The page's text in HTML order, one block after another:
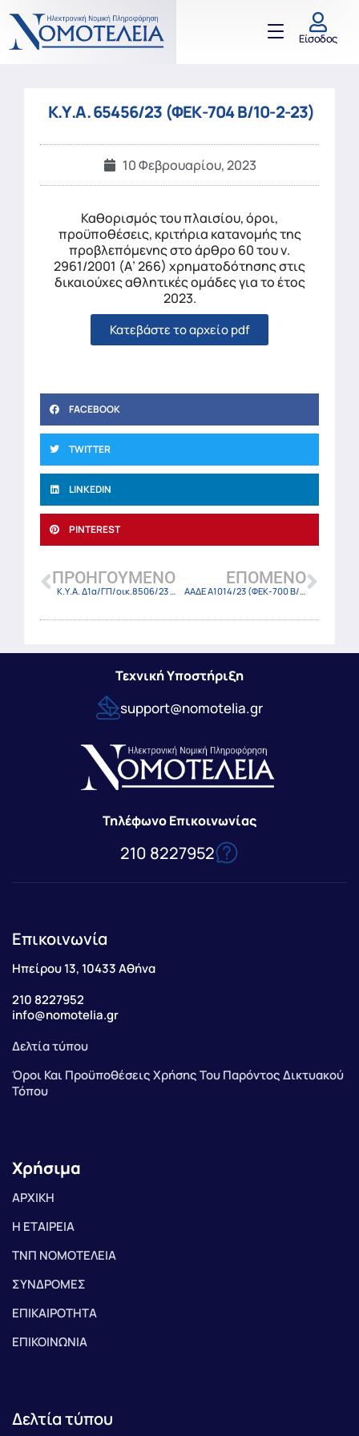
Είσοδος
Κ.Υ.Α. 65456/23 (ΦΕΚ-704 Β/10-2-23)
10 Φεβρουαρίου, 2023
Καθορισμός του πλαισίου, όροι,
προϋποθέσεις, κριτήρια κατανομής της
προβλεπόμενης στο άρθρο 60 του ν.
2961/2001 (Α’ 266) χρηματοδότησης στις
δικαιούχες αθλητικές ομάδες για το έτος
2023.
Κατεβάστε το αρχείο pdf
FACEBOOK
TWITTER
LINKEDIN
PINTEREST
ΠΡΟΗΓΟΎΜΕΝΟ
Κ.Υ.Α. Δ1α/ΓΠ/οικ.8506/23 (ΦΕΚ-703 Β/10-2-23)
ΕΠΌΜΕΝΟ
ΑΑΔΕ Α1014/23 (ΦΕΚ-700 Β/10-2-23)
Τεχνική Υποστήριξη
support@nomotelia.gr
Τηλέφωνο Επικοινωνίας
210 8227952
Επικοινωνία
Ηπείρου 13, 10433 Αθήνα
210 8227952
info@nomotelia.gr
Δελτία τύπου
Όροι Και Προϋποθέσεις Χρήσης Του Παρόντος Δικτυακού
Τόπου
Χρήσιμα
ΑΡΧΙΚΗ
Η ΕΤΑΙΡΕΙΑ
ΤΝΠ ΝΟΜΟΤΕΛΕΙΑ
ΣΥΝΔΡΟΜΕΣ
ΕΠΙΚΑΙΡΟΤΗΤΑ
ΕΠΙΚΟΙΝΩΝΙΑ
Δελτία τύπου